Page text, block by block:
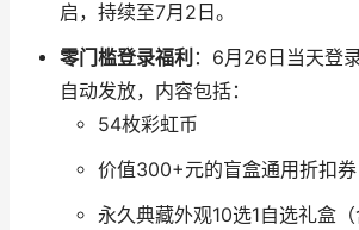
启，持续至7月2日。
零门槛登录福利 ：6月26日当天登
自动发放，内容包括：
54枚彩虹币
价值300+元的盲盒通用折扣券
永久典藏外观10选1自选礼盒